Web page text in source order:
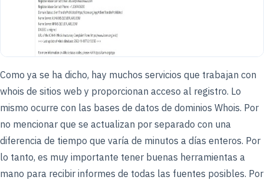
Como ya se ha dicho, hay muchos servicios que trabajan con
whois de sitios web y proporcionan acceso al registro. Lo
mismo ocurre con las bases de datos de dominios Whois. Por
no mencionar que se actualizan por separado con una
diferencia de tiempo que varía de minutos a días enteros. Por
lo tanto, es muy importante tener buenas herramientas a
mano para recibir informes de todas las fuentes posibles. Por